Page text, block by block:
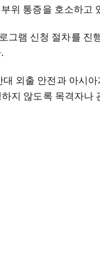
위 통증을 호소하고
그램 신청 절차를 진
외출 안전과 아시
지 않도록 목격자나